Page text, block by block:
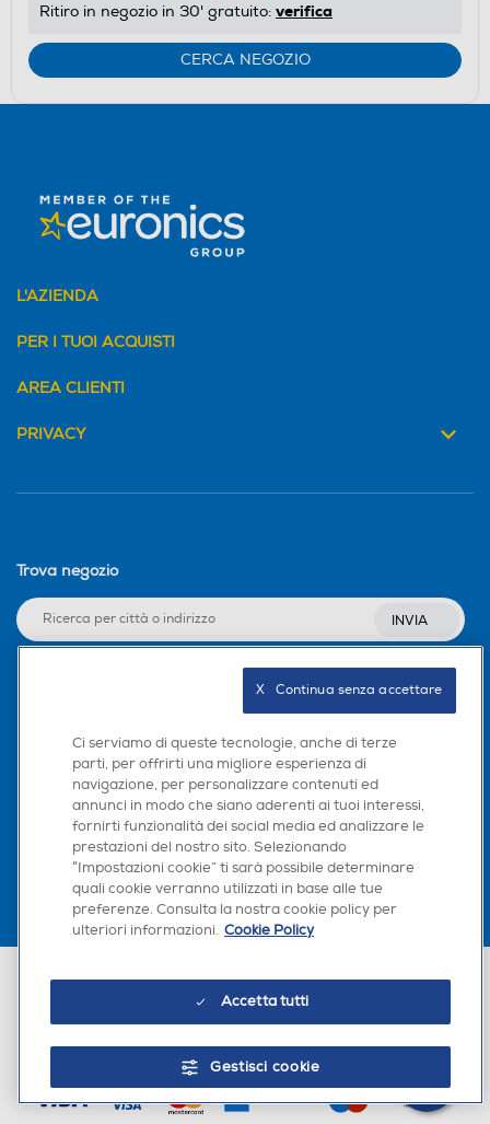
Ritiro in negozio in 30' gratuito: verifica
CERCA NEGOZIO
Hai bisogno di un
suggerimento su cosa
acquistare?
Chatta con RONICS
L'AZIENDA
PER I TUOI ACQUISTI
AREA CLIENTI
PRIVACY
Trova negozio
INVIA
Scarica la nostra app
Partita Iva, Codice Fiscale e iscrizione CCIAA Milano Monza Brianza Lodi
n. 13337170156. Codice intermediario SDI: HHBD9AK. Vendite soggette
agli Artt. 45 e ss del Codice del Consumo in tema di Diritti dei
Consumatori.
Ci serviamo di queste tecnologie, anche di terze
parti, per offrirti una migliore esperienza di
navigazione, per personalizzare contenuti ed
annunci in modo che siano aderenti ai tuoi interessi,
fornirti funzionalità dei social media ed analizzare le
prestazioni del nostro sito. Selezionando
“Impostazioni cookie” ti sarà possibile determinare
quali cookie verranno utilizzati in base alle tue
preferenze. Consulta la nostra cookie policy per
ulteriori informazioni. Cookie Policy
Accetta tutti
Gestisci cookie
X   Continua senza accettare